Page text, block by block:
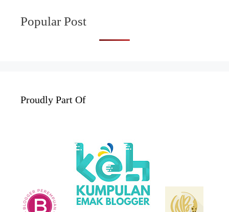
Popular Post
Proudly Part Of